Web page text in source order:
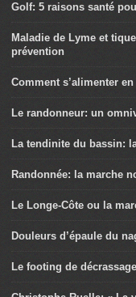
Golf: 5 raisons santé
Maladie de Lyme et
prévention
Comment s’alimenter
Le randonneur: un
La tendinite du bassin:
Randonnée: la marche
Le Longe-Côte ou la
Douleurs d’épaule du
Le footing de